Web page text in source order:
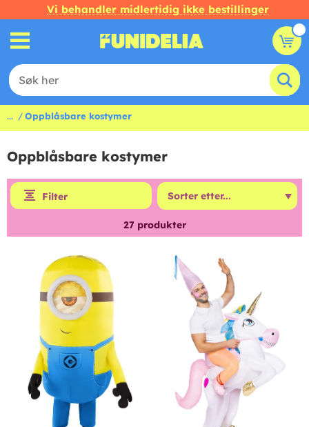
Vi behandler midlertidig ikke bestillinger
... Oppblåsbare kostymer
Oppblåsbare kostymer
Filter
27 produkter